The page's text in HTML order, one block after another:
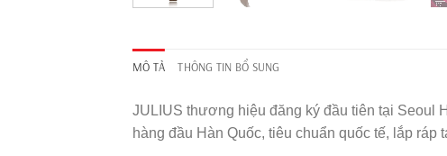
MÔ TẢ THÔNG TIN BỔ SUNG
JULIUS thương hiệu đăng ký đầu tiên tại Seoul
hàng đầu Hàn Quốc, tiêu chuẩn quốc tế, lắp ráp